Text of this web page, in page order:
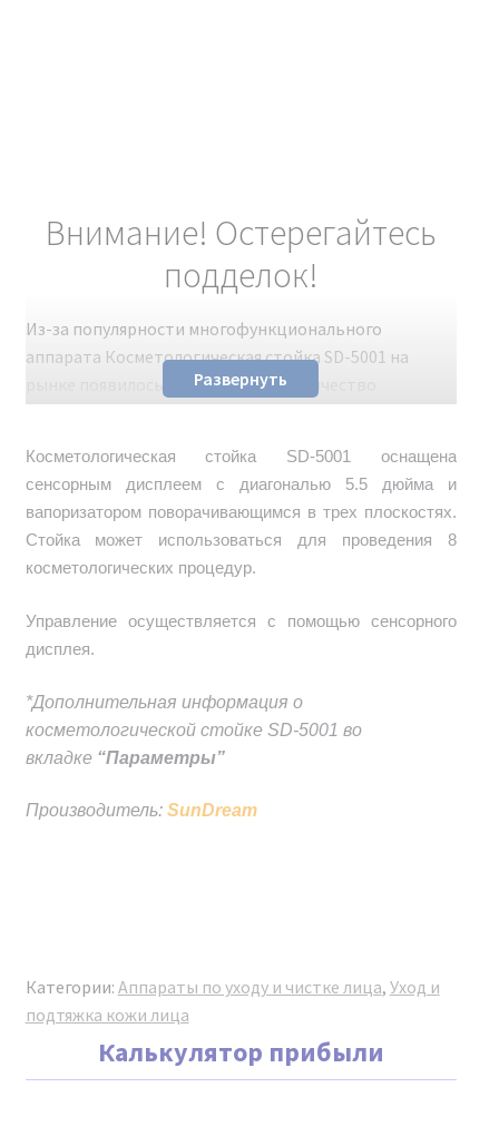
Внимание! Остерегайтесь
подделок!
Из-за популярности многофункционального
аппарата Косметологическая стойка SD-5001 на
рынке появилось значительное количество
аппараты не обладают заявленными
характеристиками. Чтобы избежать разочарования и
получить качественное устройство, рекомендуем
покупать только проверенные оригинальные
модели.
Для легкой проверки аутентичности аппарата можно
воспользоваться функцией NFC-чипа,
Достаточно приложить свой телефон к этому чипу.
смартфона появится зеленая галочка, что будет
свидетельствовать об его подлинности и
Развернуть
Косметологическая стойка SD-5001 оснащена
сенсорным дисплеем с диагональю 5.5 дюйма и
вапоризатором поворачивающимся в трех плоскостях.
Стойка может использоваться для проведения 8
косметологических процедур.
Управление осуществляется с помощью сенсорного
дисплея.
*Дополнительная информация о
косметологической стойке SD-5001 во
вкладке “Параметры”
Производитель: SunDream
Категории: Аппараты по уходу и чистке лица, Уход и
подтяжка кожи лица
Калькулятор прибыли